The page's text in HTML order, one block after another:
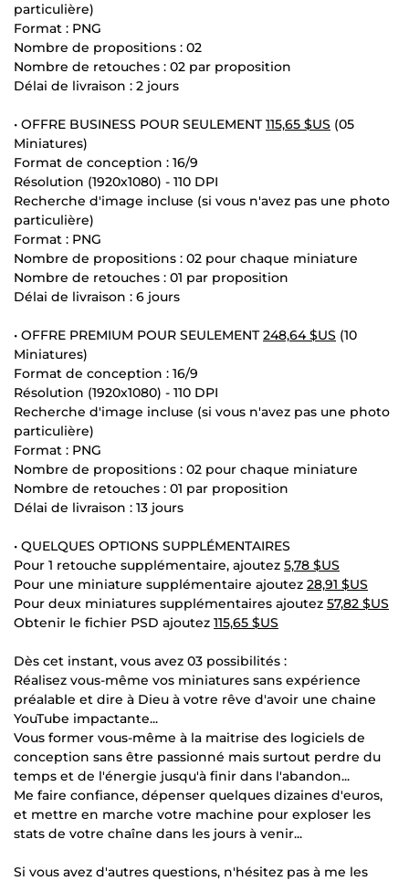
particulière)
Format : PNG
Nombre de propositions : 02
Nombre de retouches : 02 par proposition
Délai de livraison : 2 jours
• OFFRE BUSINESS POUR SEULEMENT115,65 $US (05
Miniatures)
Format de conception : 16/9
Résolution (1920x1080) - 110 DPI
Recherche d'image incluse (si vous n'avez pas une photo
particulière)
Format : PNG
Nombre de propositions : 02 pour chaque miniature
Nombre de retouches : 01 par proposition
Délai de livraison : 6 jours
• OFFRE PREMIUM POUR SEULEMENT248,64 $US (10
Miniatures)
Format de conception : 16/9
Résolution (1920x1080) - 110 DPI
Recherche d'image incluse (si vous n'avez pas une photo
particulière)
Format : PNG
Nombre de propositions : 02 pour chaque miniature
Nombre de retouches : 01 par proposition
Délai de livraison : 13 jours
• QUELQUES OPTIONS SUPPLÉMENTAIRES
Pour 1 retouche supplémentaire, ajoutez 5,78 $US
Pour une miniature supplémentaire ajoutez 28,91 $US
Pour deux miniatures supplémentaires ajoutez 57,82 $US
Obtenir le fichier PSD ajoutez 115,65 $US
Dès cet instant, vous avez 03 possibilités :
Réalisez vous-même vos miniatures sans expérience
préalable et dire à Dieu à votre rêve d'avoir une chaine
YouTube impactante...
Vous former vous-même à la maitrise des logiciels de
conception sans être passionné mais surtout perdre du
temps et de l'énergie jusqu'à finir dans l'abandon...
Me faire confiance, dépenser quelques dizaines d'euros,
et mettre en marche votre machine pour exploser les
stats de votre chaîne dans les jours à venir...
Si vous avez d'autres questions, n'hésitez pas à me les